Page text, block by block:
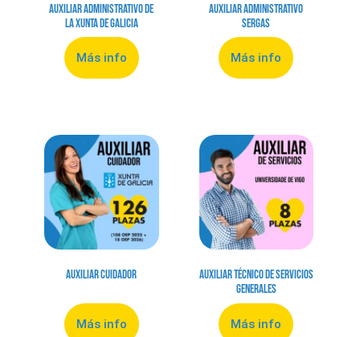
Auxiliar Administrativo de
la Xunta de Galicia
Más info
Auxiliar Administrativo
Sergas
Más info
Auxiliar Cuidador
Más info
Auxiliar Técnico de Servicios
Generales
Más info